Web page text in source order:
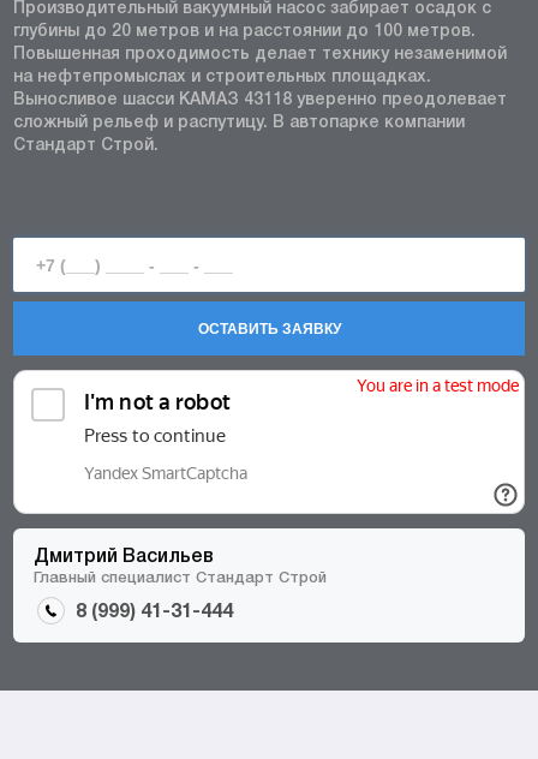
Производительный вакуумный насос забирает осадок с
глубины до 20 метров и на расстоянии до 100 метров.
Повышенная проходимость делает технику незаменимой
на нефтепромыслах и строительных площадках.
Выносливое шасси КАМАЗ 43118 уверенно преодолевает
сложный рельеф и распутицу. В автопарке компании
Стандарт Строй.
ОСТАВИТЬ ЗАЯВКУ
Дмитрий Васильев
Главный специалист Стандарт Строй
8 (999) 41-31-444